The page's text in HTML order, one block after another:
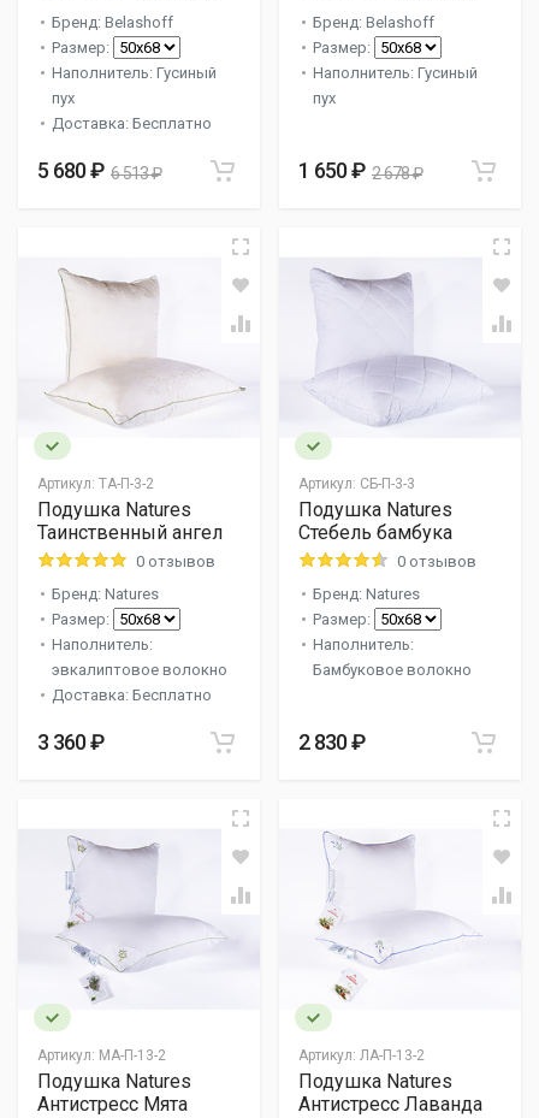
Бренд: Belashoff
Размер:
Наполнитель: Гусиный
пух
Доставка: Бесплатно
5 680 ₽ 6 513 ₽
Бренд: Belashoff
Размер:
Наполнитель: Гусиный
пух
1 650 ₽ 2 678 ₽
Артикул: ТА-П-3-2
Подушка Natures
Таинственный ангел
0 отзывов
Бренд: Natures
Размер:
Наполнитель:
эвкалиптовое волокно
Доставка: Бесплатно
3 360 ₽
Артикул: СБ-П-3-3
Подушка Natures
Стебель бамбука
0 отзывов
Бренд: Natures
Размер:
Наполнитель:
Бамбуковое волокно
2 830 ₽
Артикул: МА-П-13-2
Подушка Natures
Антистресс Мята
Артикул: ЛА-П-13-2
Подушка Natures
Антистресс Лаванда